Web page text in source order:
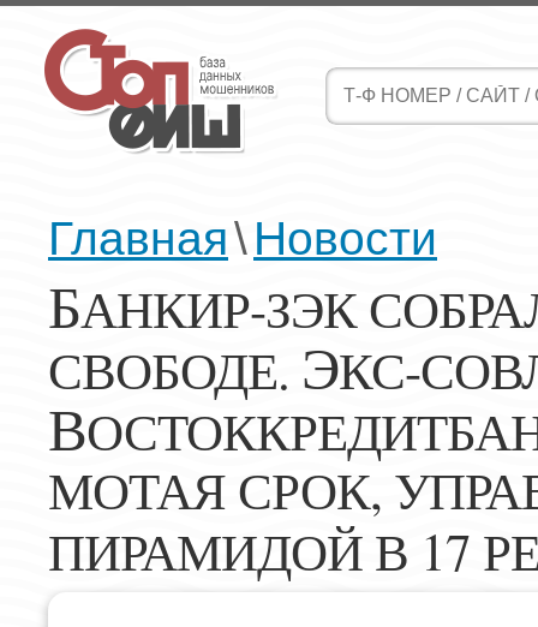
Главная\Новости
БАНКИР-ЗЭК
СВОБОДЕ. ЭКС-
В
МОТАЯ СРОК,
ПИРАМИДОЙ В 17